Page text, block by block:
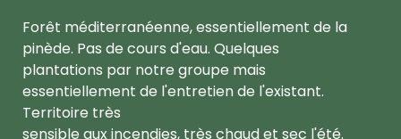
Forêt méditerranéenne, essentiellement de la
pinède. Pas de cours d'eau. Quelques
plantations par notre groupe mais
essentiellement de l'entretien de l'existant.
Territoire très
sensible aux incendies, très chaud et sec l'été.